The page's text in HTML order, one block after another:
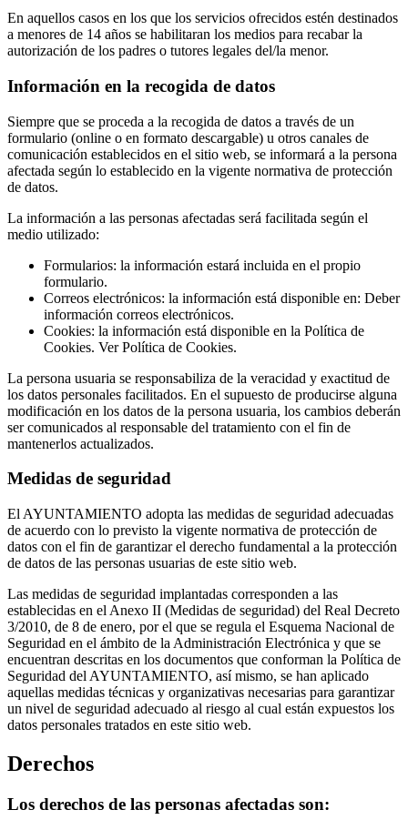
En aquellos casos en los que los servicios ofrecidos estén destinados
a menores de 14 años se habilitaran los medios para recabar la
autorización de los padres o tutores legales del/la menor.
Información en la recogida de datos
Siempre que se proceda a la recogida de datos a través de un
formulario (online o en formato descargable) u otros canales de
comunicación establecidos en el sitio web, se informará a la persona
afectada según lo establecido en la vigente normativa de protección
de datos.
La información a las personas afectadas será facilitada según el
medio utilizado:
Formularios: la información estará incluida en el propio
formulario.
Correos electrónicos: la información está disponible en: Deber
información correos electrónicos.
Cookies: la información está disponible en la Política de
Cookies. Ver Política de Cookies.
La persona usuaria se responsabiliza de la veracidad y exactitud de
los datos personales facilitados. En el supuesto de producirse alguna
modificación en los datos de la persona usuaria, los cambios deberán
ser comunicados al responsable del tratamiento con el fin de
mantenerlos actualizados.
Medidas de seguridad
El AYUNTAMIENTO adopta las medidas de seguridad adecuadas
de acuerdo con lo previsto la vigente normativa de protección de
datos con el fin de garantizar el derecho fundamental a la protección
de datos de las personas usuarias de este sitio web.
Las medidas de seguridad implantadas corresponden a las
establecidas en el Anexo II (Medidas de seguridad) del Real Decreto
3/2010, de 8 de enero, por el que se regula el Esquema Nacional de
Seguridad en el ámbito de la Administración Electrónica y que se
encuentran descritas en los documentos que conforman la Política de
Seguridad del AYUNTAMIENTO, así mismo, se han aplicado
aquellas medidas técnicas y organizativas necesarias para garantizar
un nivel de seguridad adecuado al riesgo al cual están expuestos los
datos personales tratados en este sitio web.
Derechos
Los derechos de las personas afectadas son: